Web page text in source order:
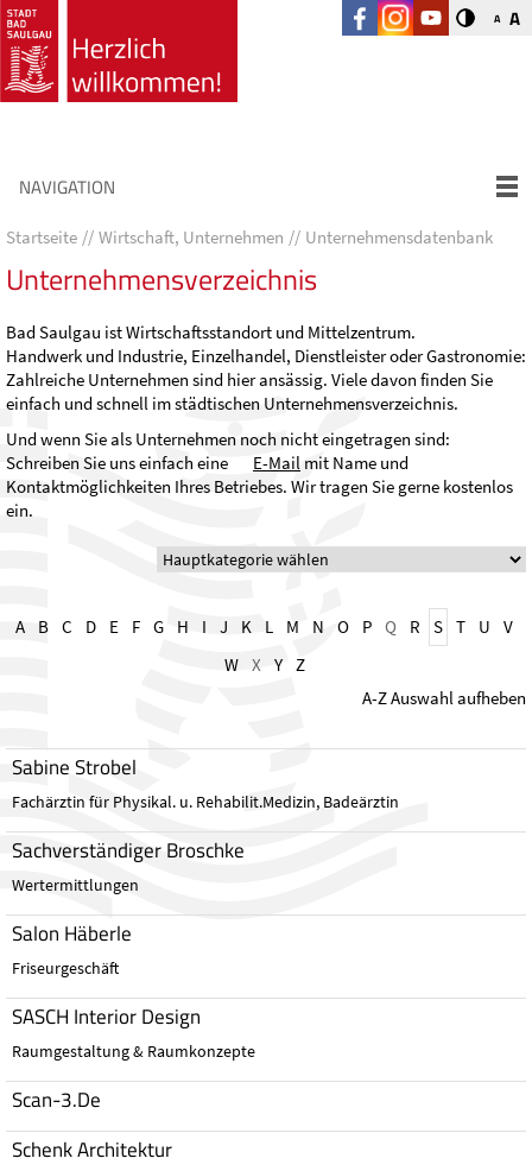
A A
NAVIGATION
Startseite Wirtschaft, Unternehmen Unternehmensdatenbank
Unternehmensverzeichnis
Bad Saulgau ist Wirtschaftsstandort und Mittelzentrum.
Handwerk und Industrie, Einzelhandel, Dienstleister oder Gastronomie:
Zahlreiche Unternehmen sind hier ansässig. Viele davon finden Sie
einfach und schnell im städtischen Unternehmensverzeichnis.
Und wenn Sie als Unternehmen noch nicht eingetragen sind:
Schreiben Sie uns einfach eine
E-Mail mit Name und
Kontaktmöglichkeiten Ihres Betriebes. Wir tragen Sie gerne kostenlos
ein.
A B C D E F G H I J K L M N O P Q R S T U
V
W
X Y
Z
A-Z Auswahl aufheben
Sabine Strobel
Fachärztin für Physikal. u. Rehabilit.Medizin, Badeärztin
Sachverständiger Broschke
Wertermittlungen
Salon Häberle
Friseurgeschäft
SASCH Interior Design
Raumgestaltung & Raumkonzepte
Scan-3.De
Schenk Architektur